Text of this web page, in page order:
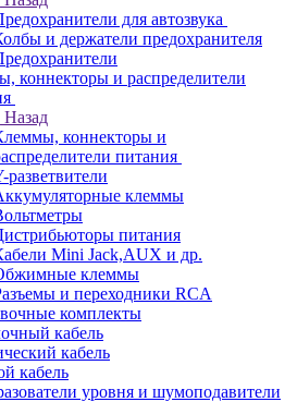
для автозвука
и держатели предохранителя
коннекторы и распределители
Назад
коннекторы и
питания
разветвители
клеммы
питания
Mini Jack,AUX и др.
клеммы
и переходники RCA
комплекты
кабель
кабель
кабель
уровня и шумоподавители